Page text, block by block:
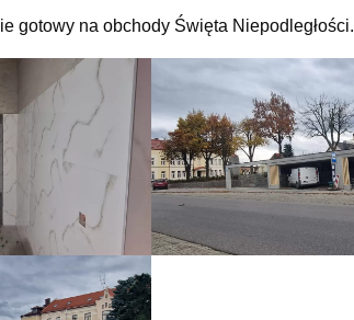
gotowy na obchody Święta Niepodległości.